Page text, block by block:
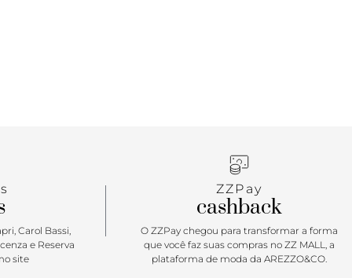
Carol Bassi,
e Reserva
site
ZZPay
cashback
O ZZPay chegou para transformar a forma
que você faz suas compras no ZZ MALL, a
plataforma de moda da AREZZO&CO.